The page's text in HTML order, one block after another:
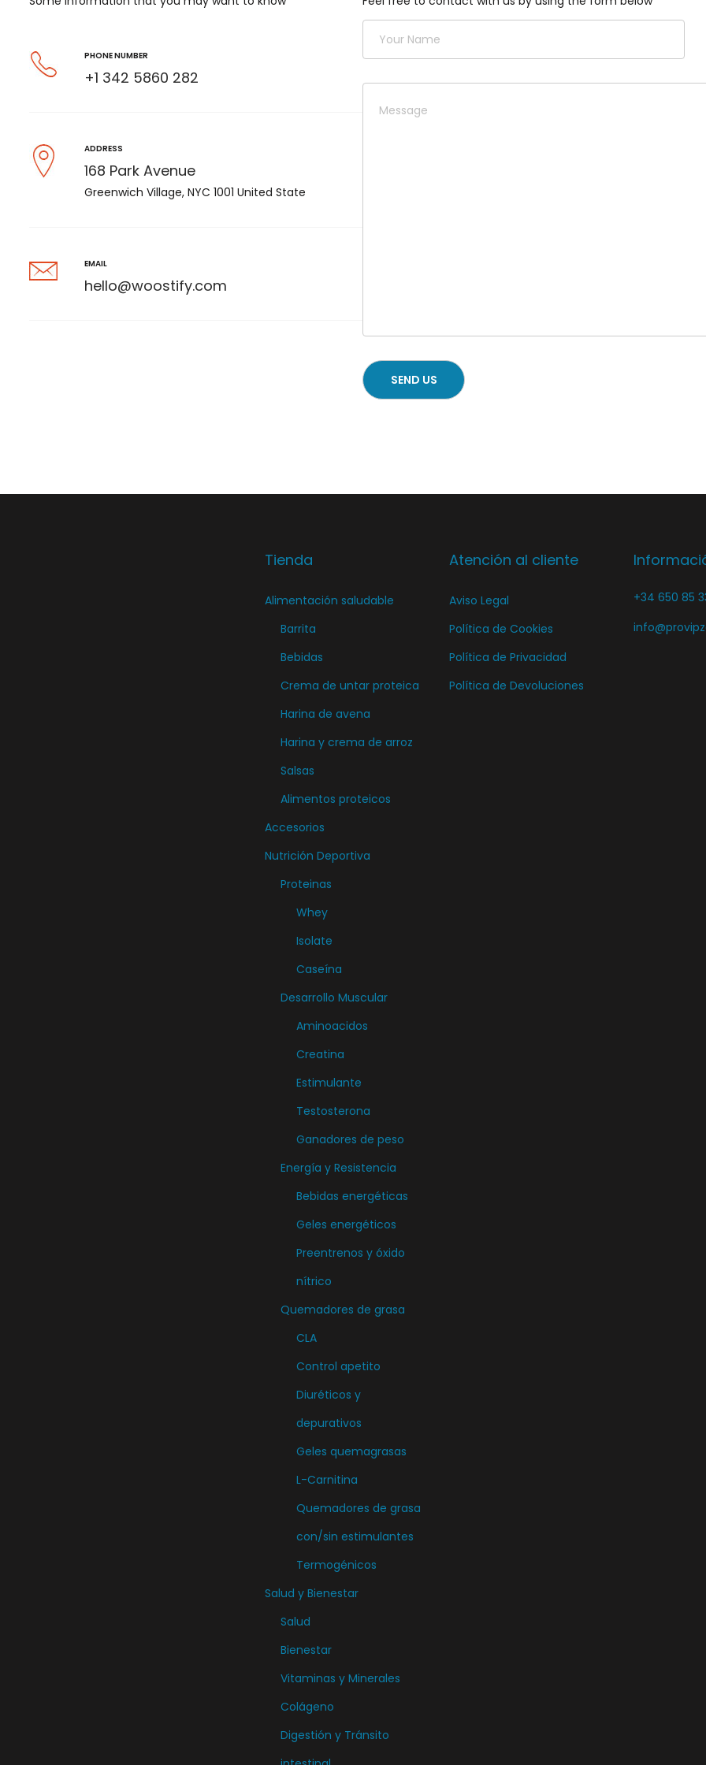
PHONE NUMBER
+1 342 5860 282
ADDRESS
168 Park Avenue
Greenwich Village, NYC 1001 United State
EMAIL
hello@woostify.com
Tienda
Alimentación saludable
Barrita
Bebidas
Crema de untar proteica
Harina de avena
Harina y crema de arroz
Salsas
Alimentos proteicos
Accesorios
Nutrición Deportiva
Proteinas
Whey
Isolate
Caseína
Desarrollo Muscular
Aminoacidos
Creatina
Estimulante
Testosterona
Ganadores de peso
Energía y Resistencia
Bebidas energéticas
Geles energéticos
Preentrenos y óxido
nítrico
Quemadores de grasa
CLA
Control apetito
Diuréticos y
depurativos
Geles quemagrasas
L-Carnitina
Quemadores de grasa
con/sin estimulantes
Termogénicos
Salud y Bienestar
Salud
Bienestar
Vitaminas y Minerales
Colágeno
Digestión y Tránsito
Atención al cliente
Aviso Legal
Política de Cookies
Política de Privacidad
Política de Devoluciones
+34 650 85